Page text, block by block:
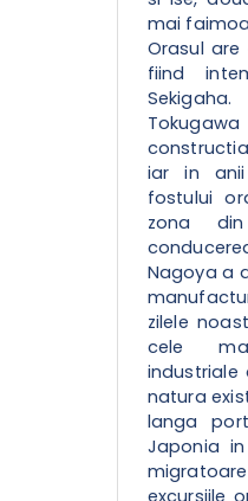
mai
Orasul
fiind
constructia
iar in
fostului
zona
Nagoya a
zilele
cele
industriale
natura
langa
Japonia